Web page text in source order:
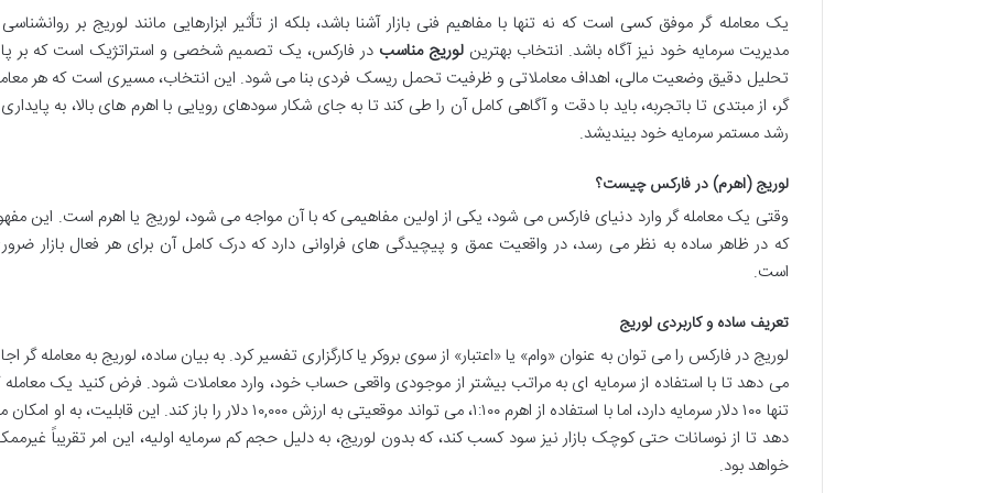
یک معامله گر موفق کسی است که نه تنها با مفاهیم فنی بازار آشنا باشد، بلکه از تأثیر ابزارهایی مانند لوریج بر
مدیریت سرمایه خود نیز آگاه باشد. انتخاب بهترینلوریج مناسب در فارکس، یک تصمیم شخصی و استراتژیک است که بر
تحلیل دقیق وضعیت مالی، اهداف معاملاتی و ظرفیت تحمل ریسک فردی بنا می شود. این انتخاب، مسیری است که هر
گر، از مبتدی تا باتجربه، باید با دقت و آگاهی کامل آن را طی کند تا به جای شکار سودهای رویایی با اهرم های بالا، به
رشد مستمر سرمایه خود بیندیشد.
لوریج (اهرم) در فارکس چیست؟
وقتی یک معامله گر وارد دنیای فارکس می شود، یکی از اولین مفاهیمی که با آن مواجه می شود، لوریج یا اهرم است. این
که در ظاهر ساده به نظر می رسد، در واقعیت عمق و پیچیدگی های فراوانی دارد که درک کامل آن برای هر فعال بازار
است.
تعریف ساده و کاربردی لوریج
لوریج در فارکس را می توان به عنوان «وام» یا «اعتبار» از سوی بروکر یا کارگزاری تفسیر کرد. به بیان ساده، لوریج به معامله گر
می دهد تا با استفاده از سرمایه ای به مراتب بیشتر از موجودی واقعی حساب خود، وارد معاملات شود. فرض کنید یک معامله
تنها ۱۰۰ دلار سرمایه دارد، اما با استفاده از اهرم ۱:۱۰۰، می تواند موقعیتی به ارزش ۱۰,۰۰۰ دلار را باز کند. این قابلیت، به او
دهد تا از نوسانات حتی کوچک بازار نیز سود کسب کند، که بدون لوریج، به دلیل حجم کم سرمایه اولیه، این امر تقریباً
خواهد بود.